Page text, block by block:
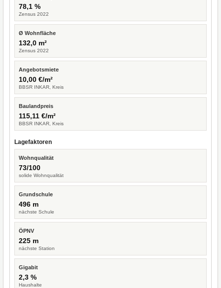
78,1 %
Zensus 2022
Ø Wohnfläche
132,0 m²
Zensus 2022
Angebotsmiete
10,00 €/m²
BBSR INKAR, Kreis
Baulandpreis
115,11 €/m²
BBSR INKAR, Kreis
Lagefaktoren
Wohnqualität
73/100
solide Wohnqualität
Grundschule
496 m
nächste Schule
ÖPNV
225 m
nächste Station
Gigabit
2,3 %
Haushalte